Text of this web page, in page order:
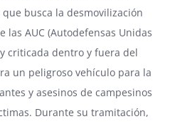
que busca la desmovilización
las AUC (Autodefensas Unidas
criticada dentro y fuera del
un peligroso vehículo para la
y asesinos de campesinos
Durante su tramitación,